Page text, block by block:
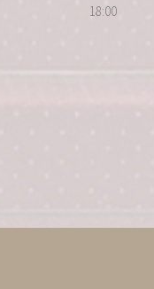
18:00